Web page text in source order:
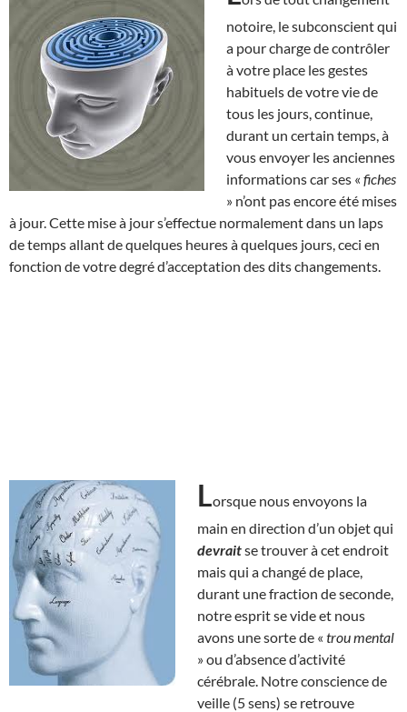
notoire, le subconscient qui
a pour charge de contrôler
à votre place les gestes
habituels de votre vie de
tous les jours, continue,
durant un certain temps, à
vous envoyer les anciennes
informations car ses « fiches
» n’ont pas encore été mises
à jour. Cette mise à jour s’effectue normalement dans un laps
de temps allant de quelques heures à quelques jours, ceci en
fonction de votre degré d’acceptation des dits changements.
Lorsque nous envoyons la
main en direction d’un objet qui
devraitse trouver à cet endroit
mais qui a changé de place,
durant une fraction de seconde,
notre esprit se vide et nous
avons une sorte de « trou mental
» ou d’absence d’activité
cérébrale. Notre conscience de
veille (5 sens) se retrouve